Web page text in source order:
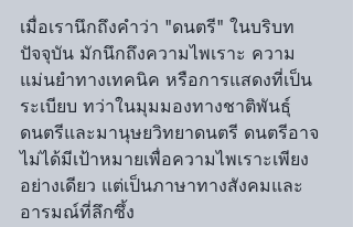
เมื่อเรานึกถึงคำว่า "ดนตรี" ในบริบท
ปัจจุบัน มักนึกถึงความไพเราะ ความ
แม่นยำทางเทคนิค หรือการแสดงที่เป็น
ระเบียบ ทว่าในมุมมองทางชาติพันธุ์
ดนตรีและมานุษยวิทยาดนตรี ดนตรีอาจ
ไม่ได้มีเป้าหมายเพื่อความไพเราะเพียง
อย่างเดียว แต่เป็นภาษาทางสังคมและ
อารมณ์ที่ลึกซึ้ง